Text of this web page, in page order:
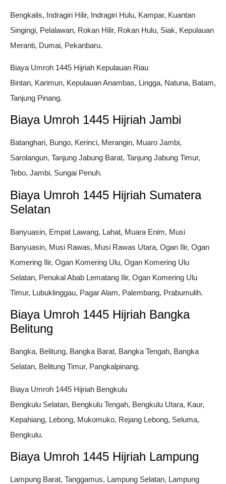
Bengkalis, Indragiri Hilir, Indragiri Hulu, Kampar, Kuantan
Singingi, Pelalawan, Rokan Hilir, Rokan Hulu, Siak, Kepulauan
Meranti, Dumai, Pekanbaru.
Biaya Umroh 1445 Hijriah Kepulauan Riau
Bintan, Karimun, Kepulauan Anambas, Lingga, Natuna, Batam,
Tanjung Pinang.
Biaya Umroh 1445 Hijriah Jambi
Batanghari, Bungo, Kerinci, Merangin, Muaro Jambi,
Sarolangun, Tanjung Jabung Barat, Tanjung Jabung Timur,
Tebo, Jambi, Sungai Penuh.
Biaya Umroh 1445 Hijriah Sumatera
Selatan
Banyuasin, Empat Lawang, Lahat, Muara Enim, Musi
Banyuasin, Musi Rawas, Musi Rawas Utara, Ogan Ilir, Ogan
Komering Ilir, Ogan Komering Ulu, Ogan Komering Ulu
Selatan, Penukal Abab Lematang Ilir, Ogan Komering Ulu
Timur, Lubuklinggau, Pagar Alam, Palembang, Prabumulih.
Biaya Umroh 1445 Hijriah Bangka
Belitung
Bangka, Belitung, Bangka Barat, Bangka Tengah, Bangka
Selatan, Belitung Timur, Pangkalpinang.
Biaya Umroh 1445 Hijriah Bengkulu
Bengkulu Selatan, Bengkulu Tengah, Bengkulu Utara, Kaur,
Kepahiang, Lebong, Mukomuko, Rejang Lebong, Seluma,
Bengkulu.
Biaya Umroh 1445 Hijriah Lampung
Lampung Barat, Tanggamus, Lampung Selatan, Lampung